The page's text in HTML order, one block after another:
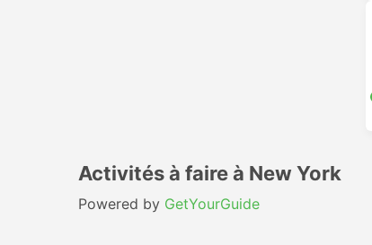
Activités à faire à New York
Powered by GetYourGuide